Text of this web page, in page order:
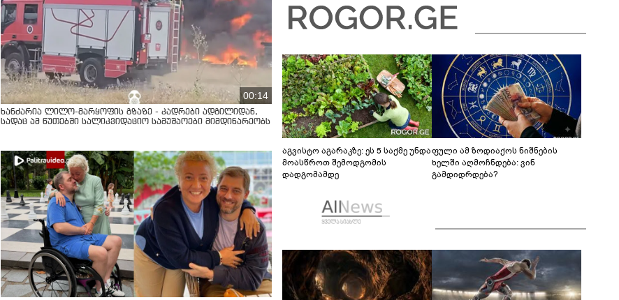
00:14
ხანძარია ლილო-მარყოფის გზაზე - კადრები ადგილიდან,
სადაც ამ წუთებში სალიკვიდაციო სამუშაოები მიმდინარეობს
აგვისტო აგარაკზე: ეს 5 საქმე უნდა
მოასწროთ შემოდგომის
დადგომამდე
ფული ამ ზოდიაქოს ნიშნების
ხელში აღმოჩნდება: ვინ
გამდიდრდება?